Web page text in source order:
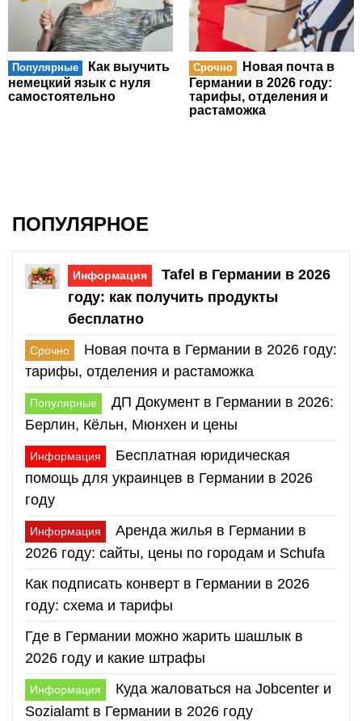
Популярные
Как выучить
немецкий язык с нуля
самостоятельно
Срочно
Новая почта в
Германии в 2026 году:
тарифы, отделения и
растаможка
ПОПУЛЯРНОЕ
Информация
Tafel в Германии в 2026
году: как получить продукты
бесплатно
Срочно
Новая почта в Германии в 2026 году:
тарифы, отделения и растаможка
Популярные
ДП Документ в Германии в 2026:
Берлин, Кёльн, Мюнхен и цены
Информация
Бесплатная юридическая
помощь для украинцев в Германии в 2026
году
Информация
Аренда жилья в Германии в
2026 году: сайты, цены по городам и Schufa
Как подписать конверт в Германии в 2026
году: схема и тарифы
Где в Германии можно жарить шашлык в
2026 году и какие штрафы
Информация
Куда жаловаться на Jobcenter и
Sozialamt в Германии в 2026 году